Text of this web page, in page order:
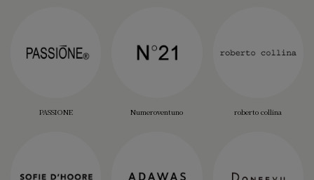
PASSIONE Numeroventuno roberto collina